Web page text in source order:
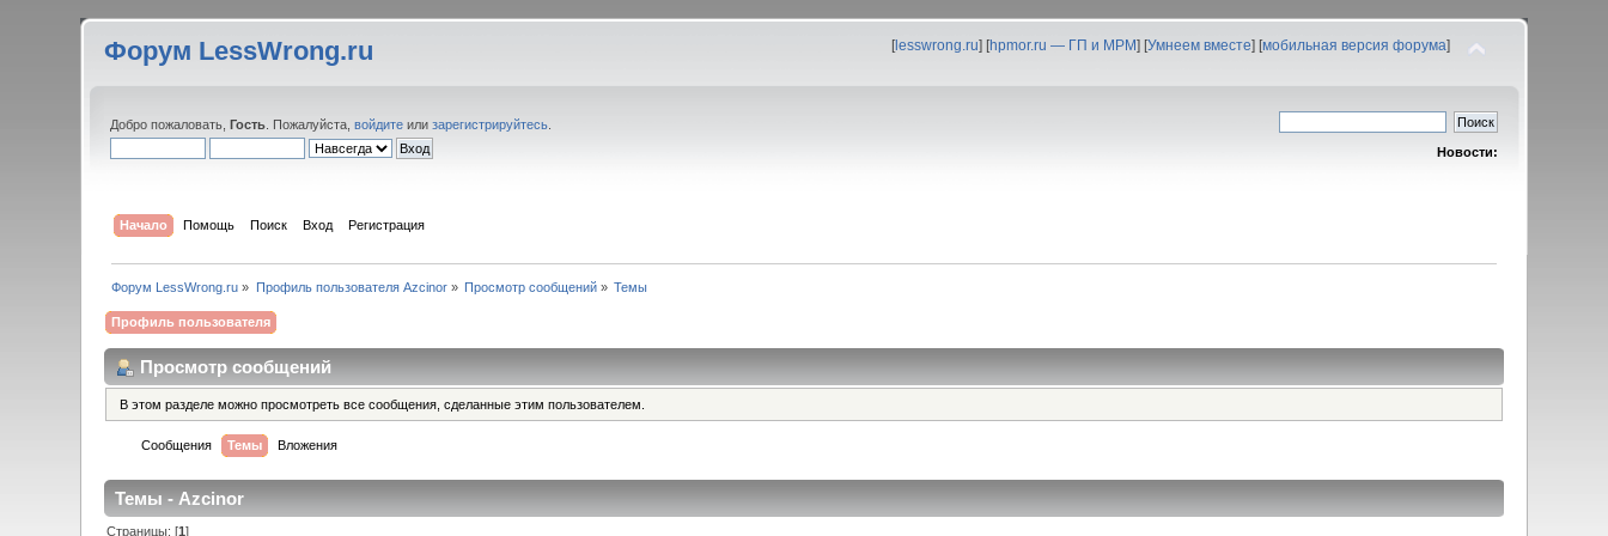
Форум LessWrong.ru [lesswrong.ru] [hpmor.ru — ГП и МРМ] [Умнеем вместе] [мобильная версия форума]
Добро пожаловать,Гость . Пожалуйста,войдите илизарегистрируйтесь
Новости:
Начало Помощь Поиск Вход Регистрация
Форум LessWrong.ru » Профиль пользователя Azcinor» Просмотр сообщений » Темы
Профиль пользователя
Просмотр сообщений
В этом разделе можно просмотреть все сообщения, сделанные этим пользователем.
Сообщения Темы Вложения
Темы - Azcinor
Страницы: [1]